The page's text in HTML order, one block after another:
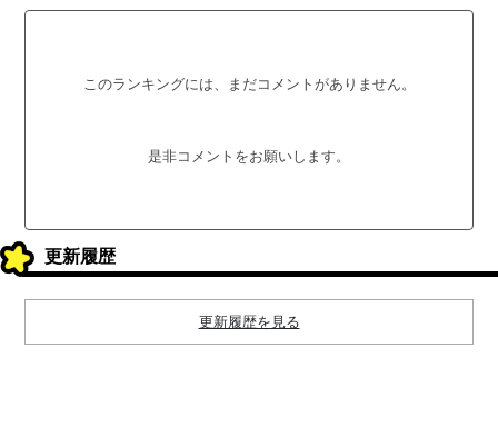
このランキングには、まだコメントがありません。
是非コメントをお願いします。
更新履歴
更新履歴を見る